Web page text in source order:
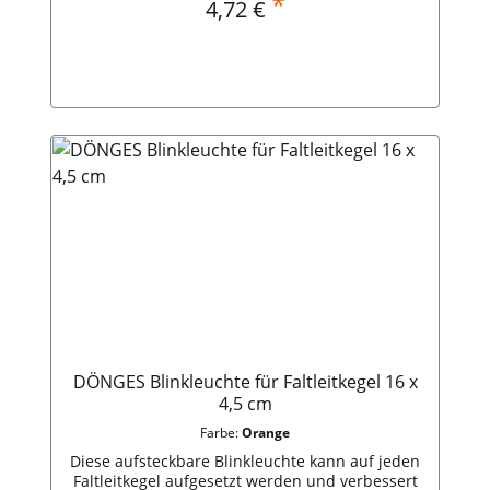
/ Kapazität: 3,7 V / 2.200 mAh
Lieferumfang:1 Stück Blinkleuchte2 Stück AA-
4,72 €
In den Warenkorb
DÖNGES Blinkleuchte für Faltleitkegel 16 x
4,5 cm
Farbe:Orange
Diese aufsteckbare Blinkleuchte kann auf jeden
Faltleitkegel aufgesetzt werden und verbessert